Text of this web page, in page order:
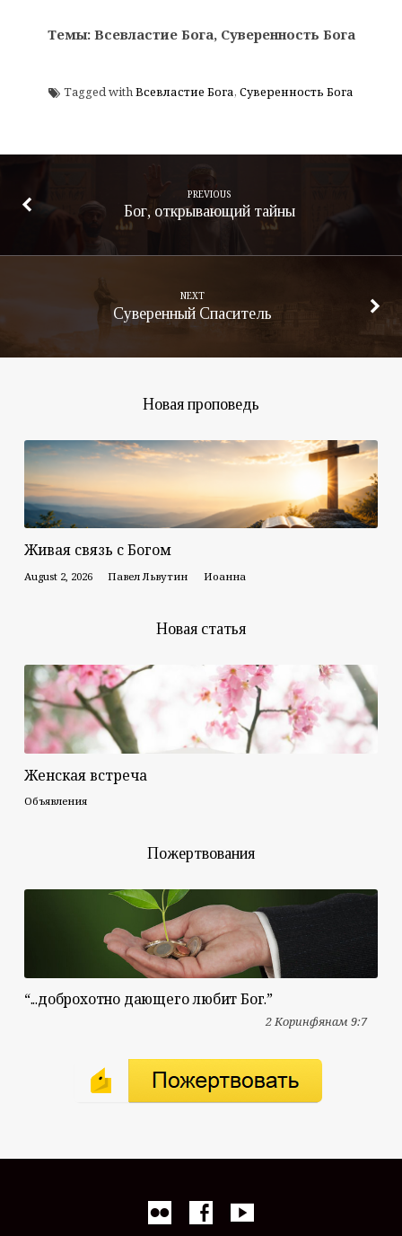
Темы: Всевластие Бога, Суверенность Бога
Tagged withВсевластие Бога, Суверенность Бога
PREVIOUS
Бог, открывающий тайны
NEXT
Суверенный Спаситель
Новая проповедь
Живая связь с Богом
August 2, 2026 Павел Львутин Иоанна
Новая статья
Женская встреча
Объявления
Пожертвования
“...доброхотно дающего любит Бог.”
2 Коринфянам 9:7